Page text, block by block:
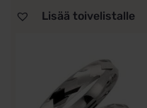
Lisää toivelistalle